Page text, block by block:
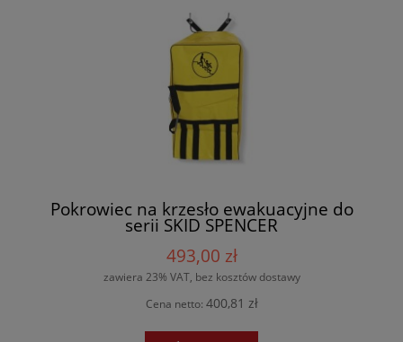
Pokrowiec na krzesło ewakuacyjne do
serii SKID SPENCER
493,00 zł
zawiera 23% VAT, bez kosztów dostawy
Cena netto: 400,81 zł